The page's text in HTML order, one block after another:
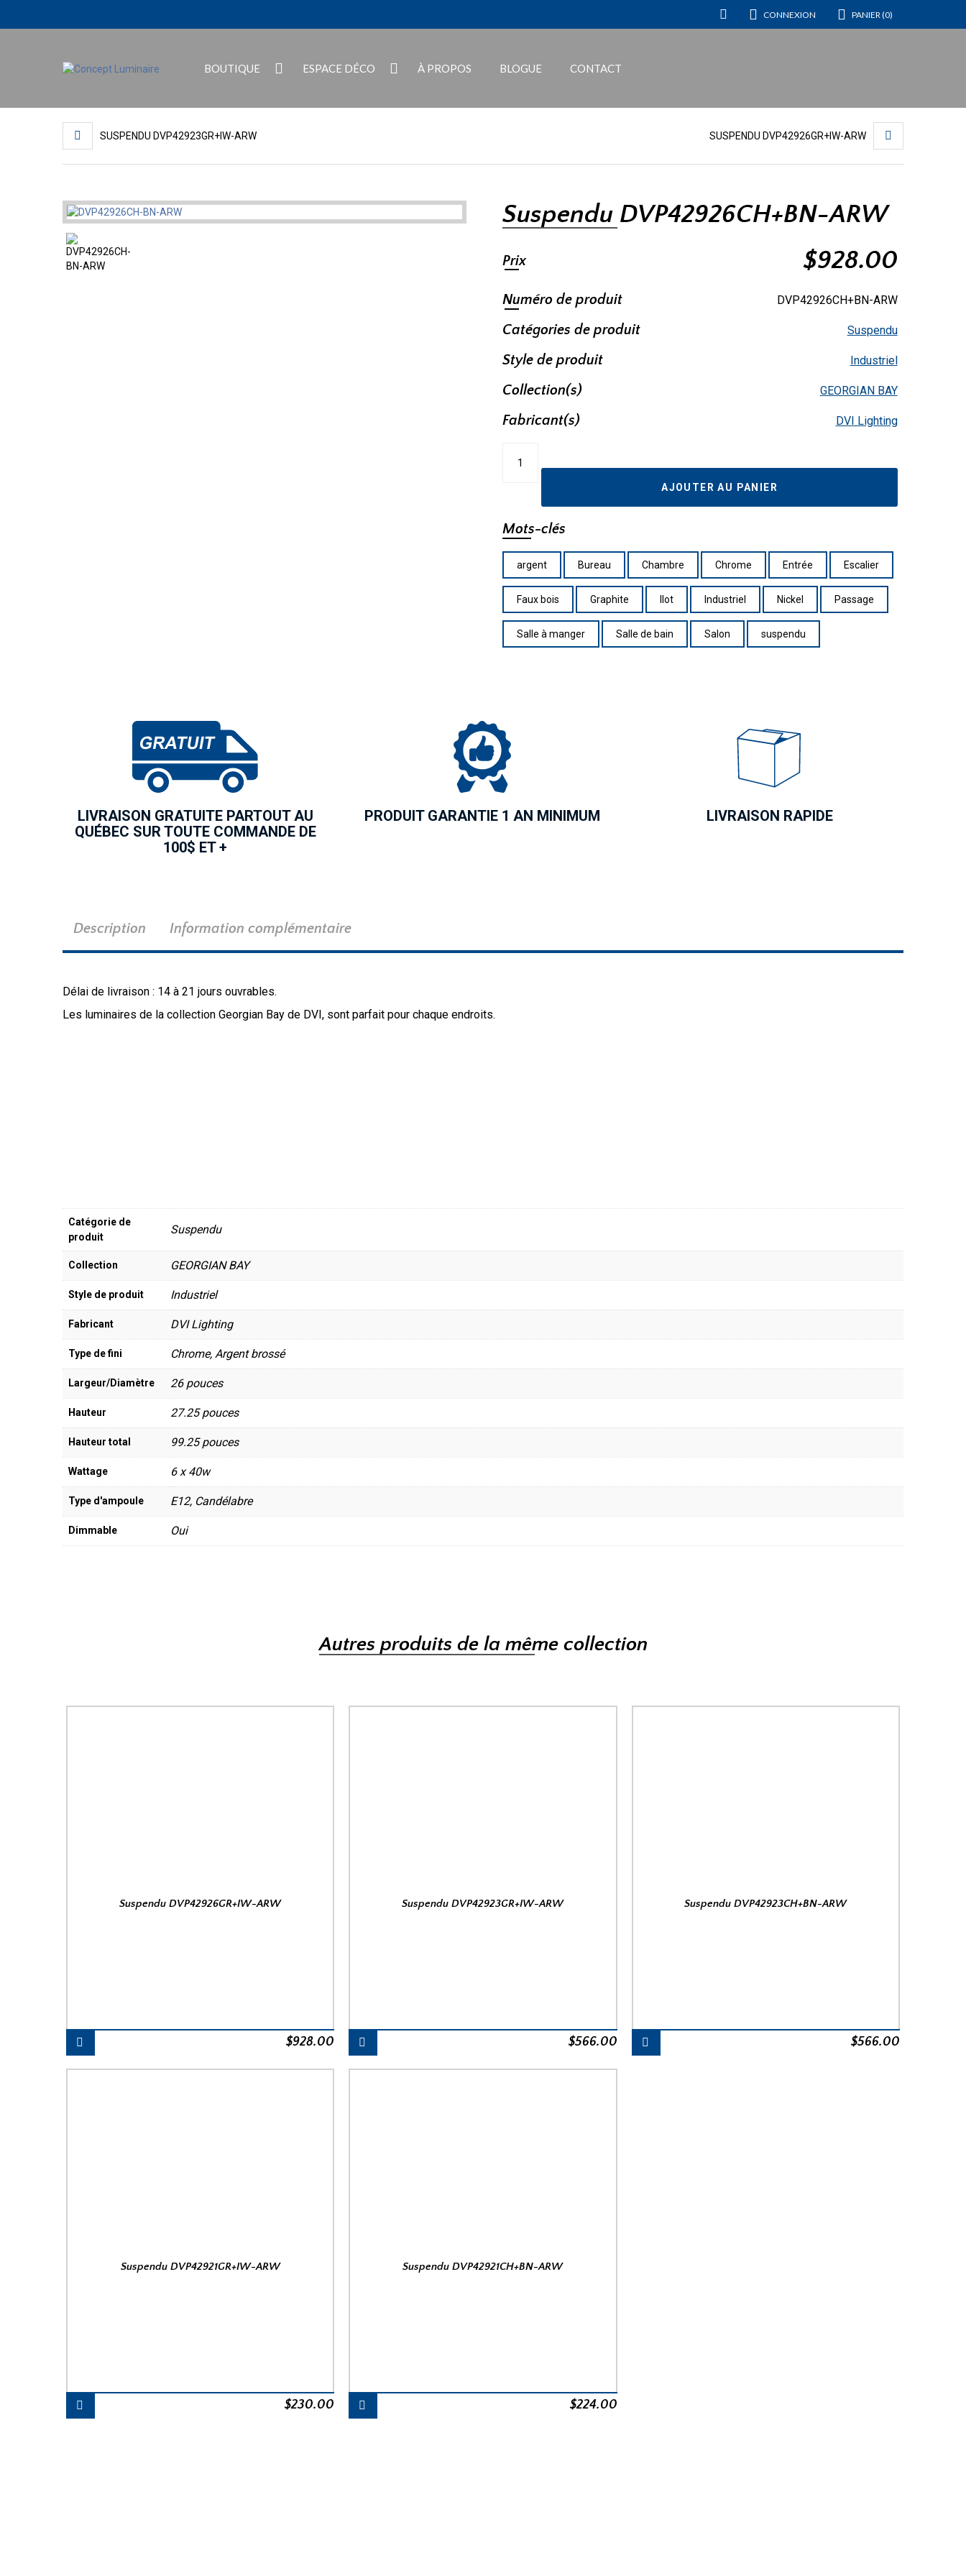
CONNEXION PANIER (0)
BOUTIQUE ESPACE DÉCO À PROPOS BLOGUE CONTACT
SUSPENDU DVP42923GR+IW-ARW SUSPENDU DVP42926GR+IW-ARW
Suspendu DVP42926CH+BN-ARW
Prix $928.00
Numéro de produit DVP42926CH+BN-ARW
Catégories de produit Suspendu
Style de produit Industriel
Collection(s) GEORGIAN BAY
Fabricant(s) DVI Lighting
AJOUTER AU PANIER
Mots-clés
argent Bureau Chambre Chrome Entrée Escalier
Faux bois Graphite Ilot Industriel Nickel Passage
Salle à manger Salle de bain Salon suspendu
LIVRAISON GRATUITE PARTOUT AU
QUÉBEC SUR TOUTE COMMANDE DE
100$ ET +
PRODUIT GARANTIE 1 AN MINIMUM LIVRAISON RAPIDE
Description Information complémentaire
Délai de livraison : 14 à 21 jours ouvrables.
Les luminaires de la collection Georgian Bay de DVI, sont parfait pour chaque endroits.
Catégorie de
produit
Suspendu
Collection GEORGIAN BAY
Style de produit Industriel
Fabricant DVI Lighting
Type de fini Chrome, Argent brossé
Largeur/Diamètre 26 pouces
Hauteur 27.25 pouces
Hauteur total 99.25 pouces
Wattage 6 x 40w
Type d'ampoule E12, Candélabre
Dimmable Oui
Autres produits de la même collection
Suspendu DVP42926GR+IW-ARW
$928.00
Suspendu DVP42923GR+IW-ARW
$566.00
Suspendu DVP42923CH+BN-ARW
$566.00
Suspendu DVP42921GR+IW-ARW
$230.00
Suspendu DVP42921CH+BN-ARW
$224.00